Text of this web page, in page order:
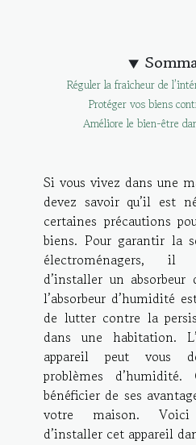
Réguler la fraicheur de
Protéger vos biens
Améliore le bien-être
Si vous vivez dans une
devez savoir qu’il est
certaines précautions
biens. Pour garantir la
électroménagers, il
d’installer un absorbeur
l’absorbeur d’humidité
de lutter contre la
dans une habitation.
appareil peut vous
problèmes
bénéficier de ses
votre maison. Voici
d’installer cet appareil